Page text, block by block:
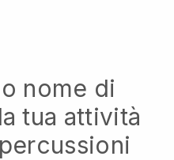
nome di
tua attività